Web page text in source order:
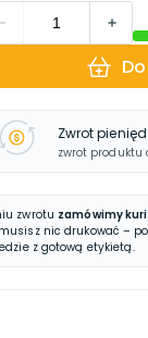
Zwrot
zwrot produktu
zwrotu zamówimy
nic drukować –
z gotową etykietą.